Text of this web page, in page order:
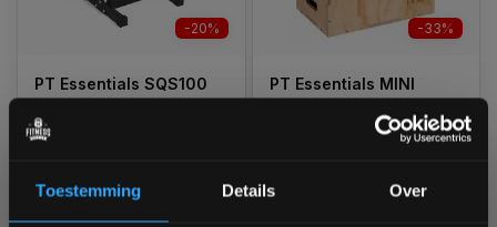
Toestemming Details Over
-20%
PT Essentials SQS100
Split Squat Stands
1-3 werkdagen
-33%
PT Essentials MINI
Houten Plyobox